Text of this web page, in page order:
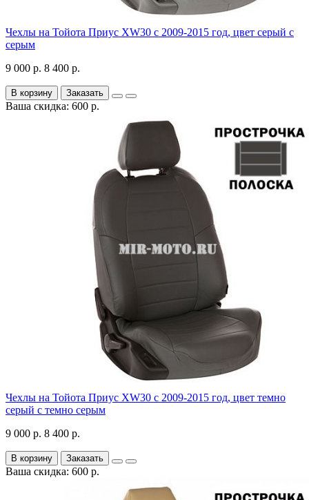
Чехлы на Тойота Приус XW30 с 2009-2015 год, цвет серый с
серым
9 000 р. 8 400 р.
В корзину Заказать
Ваша скидка: 600 р.
Чехлы на Тойота Приус XW30 с 2009-2015 год, цвет темно
серый с темно серым
9 000 р. 8 400 р.
В корзину Заказать
Ваша скидка: 600 р.